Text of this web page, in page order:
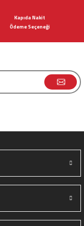
Kapıda Nakit
Ödeme Seçeneği